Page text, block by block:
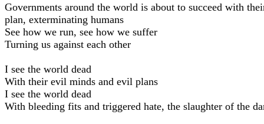
Governments around the world is about to succeed with
plan, exterminating humans
See how we run, see how we suffer
Turning us against each other
I see the world dead
With their evil minds and evil plans
I see the world dead
With bleeding fits and triggered hate, the slaughter of the